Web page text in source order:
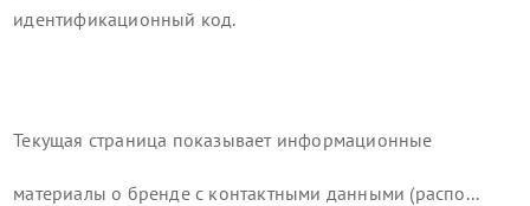
идентификационный код.
Текущая страница показывает информационные
материалы о бренде с контактными данными (распо...